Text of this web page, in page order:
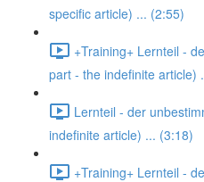
specific article) ... (2:55)
+Training+ Lernteil -
part - the indefinite article)
Lernteil - der
indefinite article) ... (3:18)
+Training+ Lernteil -